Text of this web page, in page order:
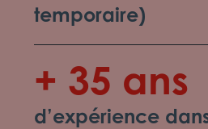
temporaire)
+ 35 ans
d’expérience